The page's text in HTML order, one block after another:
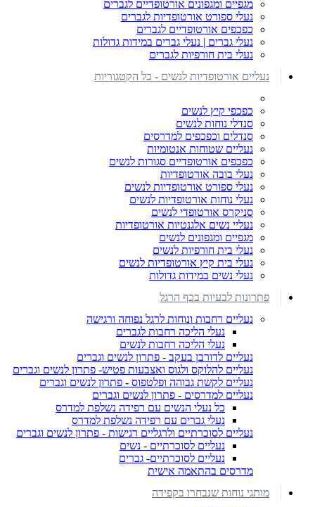
מגפיים ומגפונים אורטופדיים לגברים
נעלי ספורט אורטופדיות לגברים
כפכפים אורטופדיים לגברים
נעלי גברים | נעלי גברים במידות גדולות
נעלי בית חורפיות לגברים
נעליים אורטופדיות לנשים - כל הקטגוריות
כפכפי קיץ לנשים
סנדלי נוחות לנשים
סנדלים וכפכפים למדרסים
נעליים שטוחות אנטומיות
כפכפים אורטופדיים סגורות לנשים
נעלי בובה אורטופדיות
נעלי ספורט אורטופדיות לנשים
נעלי נוחות אורטופדיות לנשים
סניקרס אורטופדי לנשים
נעליי נשים אלגנטיות אורטופדיות
מגפיים ומגפונים לנשים
נעלי בית חורפיות לנשים
נעלי בית קיץ אורטופדיות לנשים
נעלי נשים במידות גדולות
פתרונות לבעיות בכף הרגל
נעליים רחבות ונוחות לרגל נפוחה ורגישה
נעלי הליכה רחבות לגברים
נעלי הליכה רחבות לנשים
נעליים לדורבן בעקב - פתרון לנשים וגברים
נעליים להלוקס ולגוס ואצבעות פטיש- פתרון לנשים וגברים
נעליים לקשת גבוהה ופלטפוס - פתרון לנשים וגברים
נעליים למדרסים - פתרון לנשים וגברים
כל נעלי הנשים עם רפידה נשלפת למדרס
נעלי גברים עם רפידה נשלפת למדרס
נעליים לסוכרתיים ולרגליים רגישות - פתרון לנשים וגברים
נעליים לסוכרתיים - נשים
נעליים לסוכרתיים- גברים
מדרסים בהתאמה אישית
מותגי נוחות שנבחרו בקפידה